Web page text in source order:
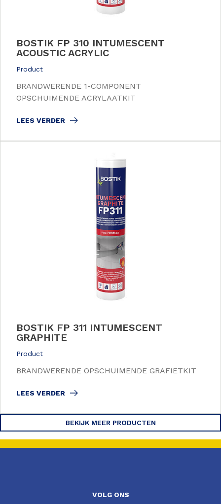
BOSTIK FP 310 INTUMESCENT
ACOUSTIC ACRYLIC
Product
BRANDWERENDE 1-COMPONENT
OPSCHUIMENDE ACRYLAATKIT
LEES VERDER
BOSTIK FP 311 INTUMESCENT
GRAPHITE
Product
BRANDWERENDE OPSCHUIMENDE GRAFIETKIT
LEES VERDER
BEKIJK MEER PRODUCTEN
VOLG ONS